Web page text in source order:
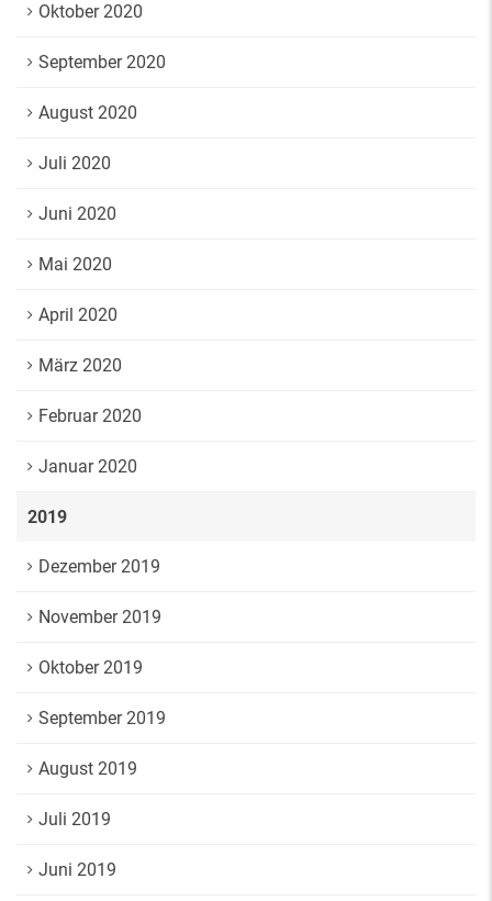
Oktober 2020
September 2020
August 2020
Juli 2020
Juni 2020
Mai 2020
April 2020
März 2020
Februar 2020
Januar 2020
2019
Dezember 2019
November 2019
Oktober 2019
September 2019
August 2019
Juli 2019
Juni 2019